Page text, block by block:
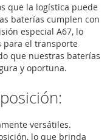
que la logística puede
baterías cumplen con
especial A67, lo
para el transporte
que nuestras baterías
y oportuna.
versátiles.
lo que brinda